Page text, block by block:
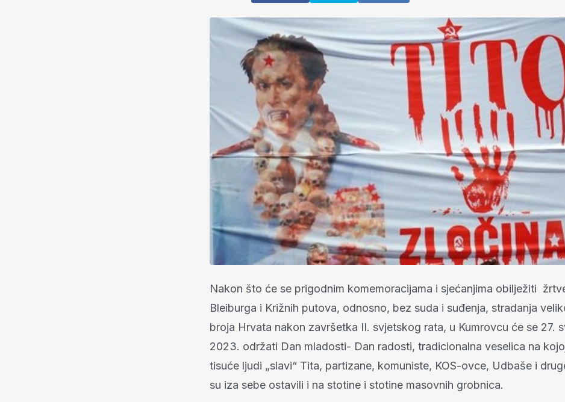
Nakon što će se prigodnim komemoracijama i sjećanjima obilježiti
Bleiburga i Križnih putova, odnosno, bez suda i suđenja, stradanja
broja Hrvata nakon završetka II. svjetskog rata, u Kumrovcu će se 27.
2023. održati Dan mladosti- Dan radosti, tradicionalna veselica na
tisuće ljudi „slavi“ Tita, partizane, komuniste, KOS-ovce, Udbaše i
su iza sebe ostavili i na stotine i stotine masovnih grobnica.